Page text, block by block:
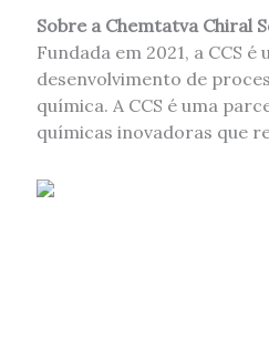
Sobre a Chemtatva Chiral
Fundada em 2021, a CCS
desenvolvimento de
química. A CCS é uma
químicas inovadoras que